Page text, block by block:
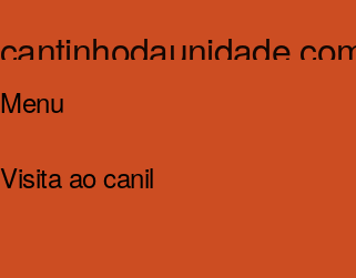
Cantinho da Unidade
Menu
para
Visita ao canil